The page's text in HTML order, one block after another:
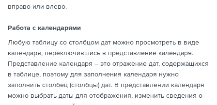
вправо или влево.
Работа с календарями
Любую таблицу со столбцом дат можно просмотреть в виде
календаря, переключившись в представление календаря.
Представление календаря – это отражение дат, содержащихся
в таблице, поэтому для заполнения календаря нужно
заполнить столбец (столбцы) дат. В представлении календаря
можно выбрать даты для отображения, изменить сведения о